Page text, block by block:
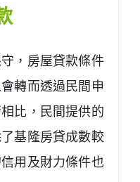
，房屋貸款條件
轉而透過民間申
比，民間提供的
基隆房貸成數較
用及財力條件也